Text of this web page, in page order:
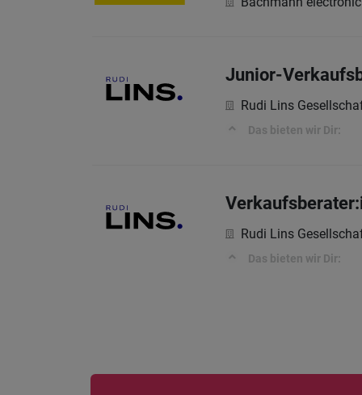
Junior-
Rudi Lins
Das bieten wir Dir:
Rudi Lins
Das bieten wir Dir: